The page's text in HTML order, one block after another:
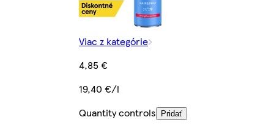
Viac z kategórie
4,85 €
19,40 €/l
Quantity controls
Pridať